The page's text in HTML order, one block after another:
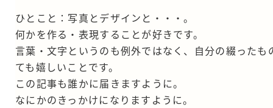
ひとこと：写真とデザインと・・・。
何かを作る・表現することが好きです。
言葉・文字というのも例外ではなく、自分の綴った
ても嬉しいことです。
この記事も誰かに届きますように。
なにかのきっかけになりますように。